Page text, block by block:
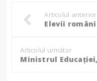
Articolul anterior
Articolul următor